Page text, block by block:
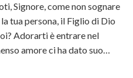
La
Signore, come non sognare
tua persona, il Figlio di Dio
Adorarti è entrare nel
amore ci ha dato suo…